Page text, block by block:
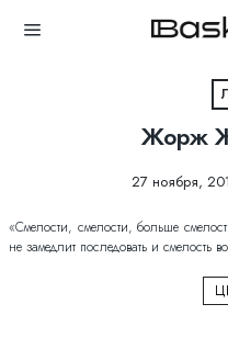
Жорж
27 ноября,
«Смелости, смелости, больше
не замедлит последовать и смелость